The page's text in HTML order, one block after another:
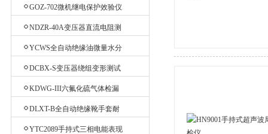
GOZ-702微机继电保护效验仪
NDZR-40A变压器直流电阻测
YCWS全自动绝缘油微量水分
DCBX-S变压器绕组变形测试
KDWG-III六氟化硫气体检漏
DLXT-B全自动绝缘靴手套耐
压试验装置
YTC2089手持式三相电能表现